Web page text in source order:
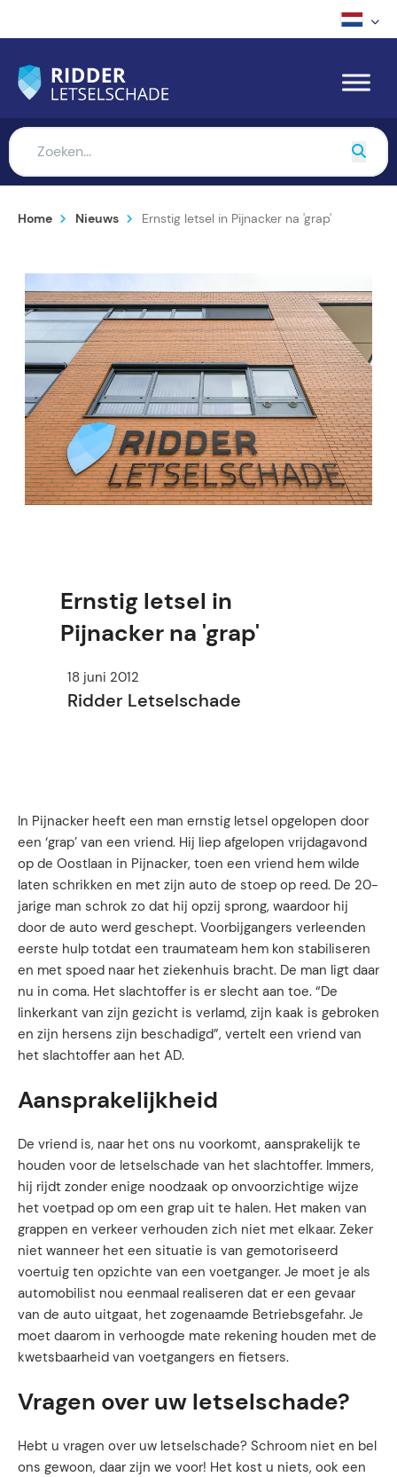
Home Nieuws Ernstig letsel in Pijnacker na 'grap'
Ernstig letsel in
Pijnacker na 'grap'
18 juni 2012
Ridder Letselschade
In Pijnacker heeft een man ernstig letsel opgelopen door
een ‘grap’ van een vriend. Hij liep afgelopen vrijdagavond
op de Oostlaan in Pijnacker, toen een vriend hem wilde
laten schrikken en met zijn auto de stoep op reed. De 20-
jarige man schrok zo dat hij opzij sprong, waardoor hij
door de auto werd geschept. Voorbijgangers verleenden
eerste hulp totdat een traumateam hem kon stabiliseren
en met spoed naar het ziekenhuis bracht. De man ligt daar
nu in coma. Het slachtoffer is er slecht aan toe. “De
linkerkant van zijn gezicht is verlamd, zijn kaak is gebroken
en zijn hersens zijn beschadigd”, vertelt een vriend van
het slachtoffer aan het AD.
Aansprakelijkheid
De vriend is, naar het ons nu voorkomt, aansprakelijk te
houden voor de letselschade van het slachtoffer. Immers,
hij rijdt zonder enige noodzaak op onvoorzichtige wijze
het voetpad op om een grap uit te halen. Het maken van
grappen en verkeer verhouden zich niet met elkaar. Zeker
niet wanneer het een situatie is van gemotoriseerd
voertuig ten opzichte van een voetganger. Je moet je als
automobilist nou eenmaal realiseren dat er een gevaar
van de auto uitgaat, het zogenaamde Betriebsgefahr. Je
moet daarom in verhoogde mate rekening houden met de
kwetsbaarheid van voetgangers en fietsers.
Vragen over uw letselschade?
Hebt u vragen over uw letselschade? Schroom niet en bel
ons gewoon, daar zijn we voor! Het kost u niets, ook een